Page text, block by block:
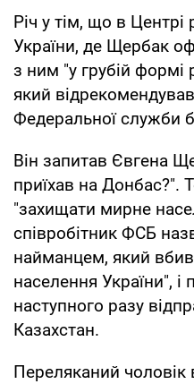
Річ у тім, що в Центрі
України, де Щербак
з ним "у грубій формі
який
Федеральної служби
Він запитав Євгена
приїхав на Донбас?".
"захищати мирне
співробітник ФСБ
найманцем, який
населення України",
наступного разу
Казахстан.
Переляканий чоловік